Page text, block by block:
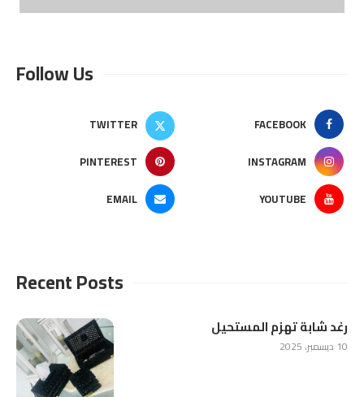
Follow Us
FACEBOOK
TWITTER
INSTAGRAM
PINTEREST
YOUTUBE
EMAIL
Recent Posts
رغد شابة تهزم المستحيل
10 ديسمبر، 2025